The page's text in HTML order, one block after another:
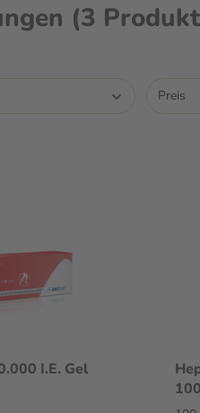
(3
Preis
I.E. Gel